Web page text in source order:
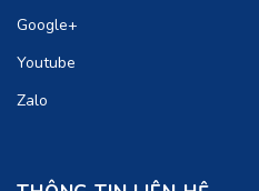
Google+
Youtube
Zalo